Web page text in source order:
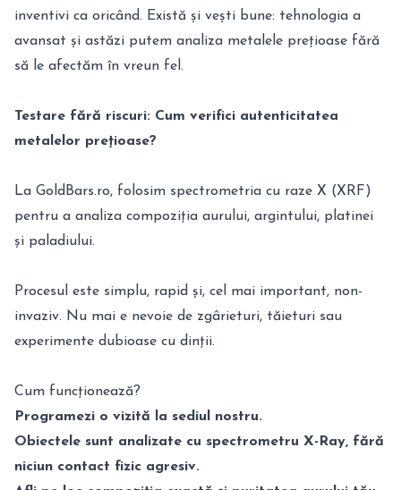
inventivi ca oricând. Există și vești bune: tehnologia a
avansat și astăzi putem analiza metalele prețioase fără
să le afectăm în vreun fel.
Testare fără riscuri: Cum verifici autenticitatea
metalelor prețioase?
La GoldBars.ro, folosim spectrometria cu raze X (XRF)
pentru a analiza compoziția aurului, argintului, platinei
și paladiului.
Procesul este simplu, rapid și, cel mai important, non-
invaziv. Nu mai e nevoie de zgârieturi, tăieturi sau
experimente dubioase cu dinții.
Cum funcționează?
Programezi o vizită la sediul nostru.
Obiectele sunt analizate cu spectrometru X-Ray, fără
niciun contact fizic agresiv.